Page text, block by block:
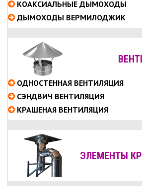
КОАКСИАЛЬНЫЕ ДЫМОХОДЫ
ДЫМОХОДЫ ВЕРМИЛОДЖИК
ОДНОСТЕННАЯ ВЕНТИЛЯЦИЯ
СЭНДВИЧ ВЕНТИЛЯЦИЯ
КРАШЕНАЯ ВЕНТИЛЯЦИЯ
ЭЛЕМЕНТЫ